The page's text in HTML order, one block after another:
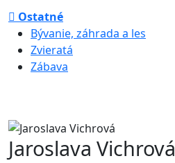
Ostatné
Bývanie, záhrada a les
Zvieratá
Zábava
Jaroslava Vichrová